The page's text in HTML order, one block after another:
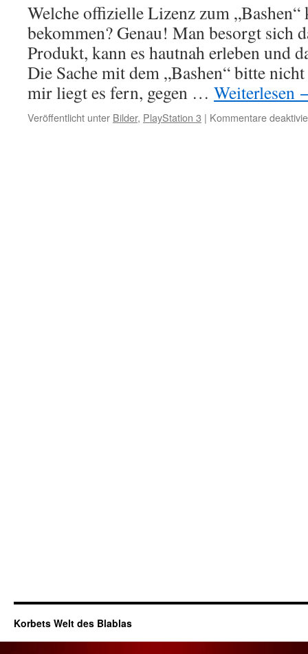
Welche offizielle Lizenz zum
bekommen? Genau! Man besorgt sich
Produkt, kann es hautnah erleben und
Die Sache mit dem „Bashen“ bitte
mir liegt es fern, gegen … Weiterlesen
Veröffentlicht unter Bilder, PlayStation 3 | Kommentare
Korbets Welt des Blablas